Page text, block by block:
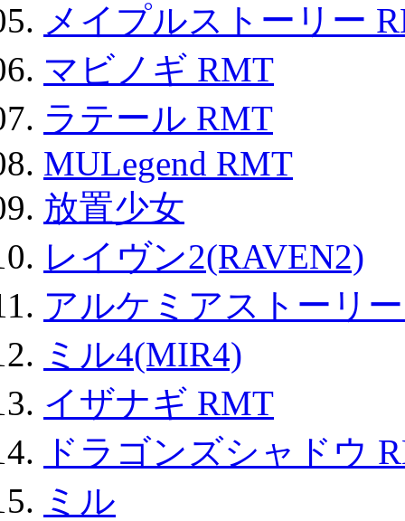
メイプルストーリー
マビノギ RMT
ラテール RMT
MULegend RMT
放置少女
レイヴン2(RAVEN2)
アルケミアストーリ
ミル4(MIR4)
イザナギ RMT
ドラゴンズシャドウ
ミル